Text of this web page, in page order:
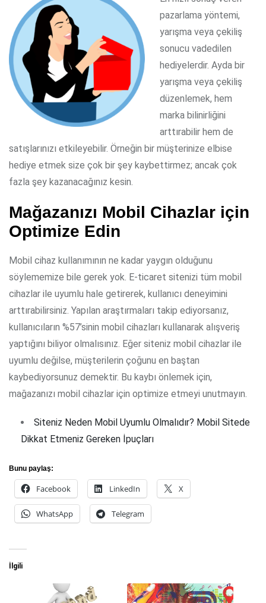
pazarlama yöntemi,
yarışma veya çekiliş
sonucu vadedilen
hediyelerdir. Ayda bir
yarışma veya çekiliş
düzenlemek, hem
marka bilinirliğini
arttırabilir hem de
satışlarınızı etkileyebilir. Örneğin bir müşterinize elbise
hediye etmek size çok bir şey kaybettirmez; ancak çok
fazla şey kazanacağınız kesin.
Mağazanızı Mobil Cihazlar için
Optimize Edin
Mobil cihaz kullanımının ne kadar yaygın olduğunu
söylememize bile gerek yok. E-ticaret sitenizi tüm mobil
cihazlar ile uyumlu hale getirerek, kullanıcı deneyimini
arttırabilirsiniz. Yapılan araştırmaları takip ediyorsanız,
kullanıcıların %57’sinin mobil cihazları kullanarak alışveriş
yaptığını biliyor olmalısınız. Eğer siteniz mobil cihazlar ile
uyumlu değilse, müşterilerin çoğunu en baştan
kaybediyorsunuz demektir. Bu kaybı önlemek için,
mağazanızı mobil cihazlar için optimize etmeyi unutmayın.
Siteniz Neden Mobil Uyumlu Olmalıdır? Mobil Sitede
Dikkat Etmeniz Gereken İpuçları
Bunu paylaş:
Facebook LinkedIn X
WhatsApp Telegram
İlgili